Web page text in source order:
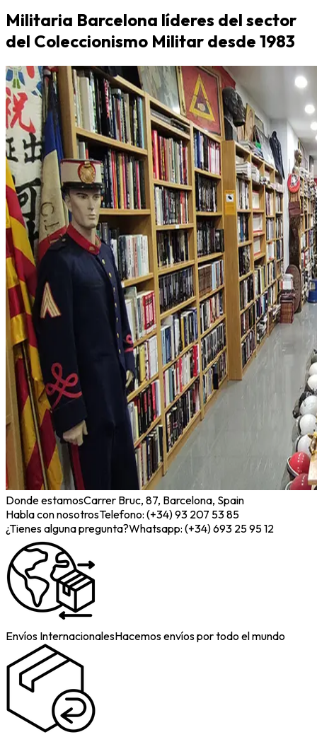
Militaria Barcelona líderes del sector
del Coleccionismo Militar desde 1983
Donde estamosCarrer Bruc, 87, Barcelona, Spain
Habla con nosotrosTelefono: (+34) 93 207 53 85
¿Tienes alguna pregunta?Whatsapp: (+34) 693 25 95 12
Envíos InternacionalesHacemos envíos por todo el mundo